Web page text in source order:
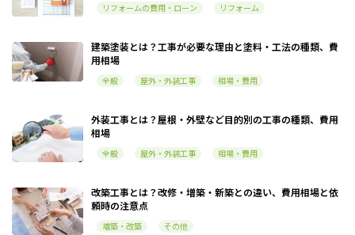
リフォームの費用・ローン リフォーム
建築塗装とは？工事が必要な理由と塗料・工法の種類、費
用相場
全般 屋外・外装工事 相場・費用
外装工事とは？屋根・外壁など目的別の工事の種類、費用
相場
全般 屋外・外装工事 相場・費用
改築工事とは？改修・増築・新築との違い、費用相場と依
頼時の注意点
増築・改築 その他